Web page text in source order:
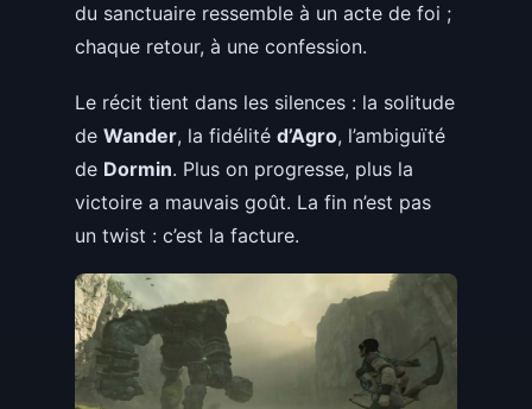
du sanctuaire ressemble à un acte de foi ;
chaque retour, à une confession.
Le récit tient dans les silences : la solitude
de Wander, la fidélité d’Agro, l’ambiguïté
de Dormin. Plus on progresse, plus la
victoire a mauvais goût. La fin n’est pas
un twist : c’est la facture.